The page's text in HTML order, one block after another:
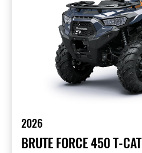
2026
BRUTE FORCE 450 T-CAT